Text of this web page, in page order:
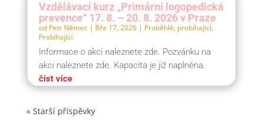
Vzdělávací kurz „Primární logopedická
prevence“ 17. 8. – 20. 8. 2026 v Praze
od Petr Němec| Bře 17, 2026| Proběhlé, probíhající,
Probíhající
Informace o akci naleznete zde. Pozvánku na
akci naleznete zde. Kapacita je již naplněna.
číst více
« Starší příspěvky